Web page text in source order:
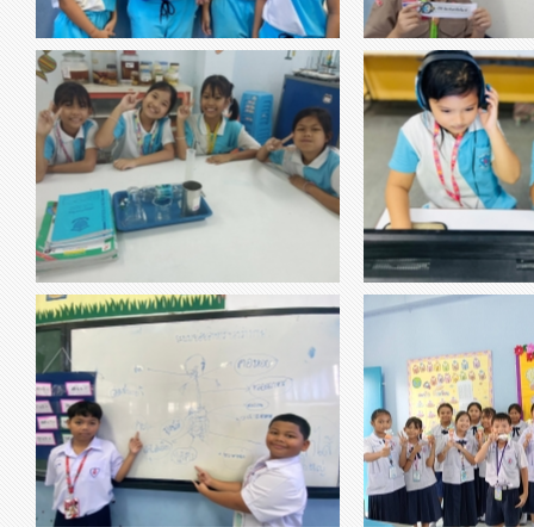
thumbnail-629874.jpg
สมบัติของสาร thumbnail-762969.jpg
Joy
thumbnail-191460.jpg
วิชาสุขศึกษา เรื่อง ระบบย่อยอาหาร thumbnail-501799.jpg
วิชา คณิตศาสตเ
แคร